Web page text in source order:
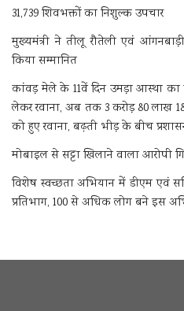
31,739 शिवभक्तों का निशुल्क उपचार
मुख्यमंत्री ने तीलू रौतेली एवं
किया सम्मानित
कांवड़ मेले के 11वें दिन उमड़ा आस्था
लेकर रवाना, अब तक 3 करोड़ 80 लाख
को हुए रवाना, बढ़ती भीड़ के बीच
मोबाइल से सट्टा खिलाने वाला आरोपी
विशेष स्वच्छता अभियान में डीएम एवं
प्रतिभाग, 100 से अधिक लोग बने इस